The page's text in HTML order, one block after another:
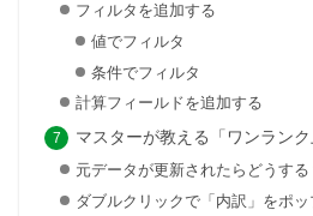
フィルタを追加する
値でフィルタ
条件でフィルタ
計算フィールドを追加する
マスターが教える「ワンランク
元データが更新されたらどうする
ダブルクリックで「内訳」をポッ